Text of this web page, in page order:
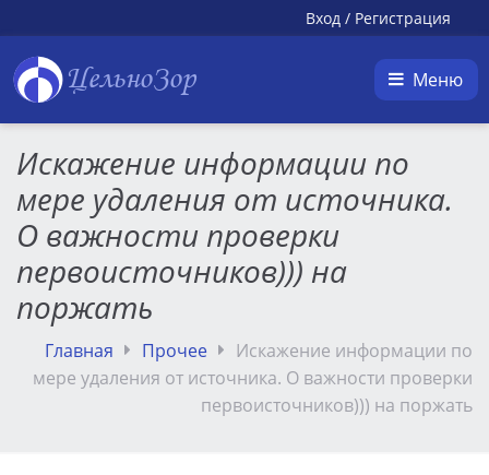
Вход / Регистрация
ЦельноЗор Меню
Искажение информации по
мере удаления от источника.
О важности проверки
первоисточников))) на
поржать
Главная Прочее
Искажение информации по
мере удаления от источника. О важности проверки
первоисточников))) на поржать